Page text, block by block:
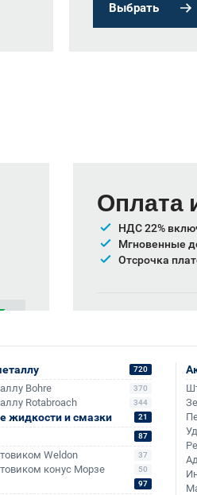
Выбрать
Оплата
НДС 22%
Мгновенные
Отсрочка
720
Bohre 370
Rotabroach 344
жидкости и смазки 21
87
Weldon 37
конус Морзе 50
97